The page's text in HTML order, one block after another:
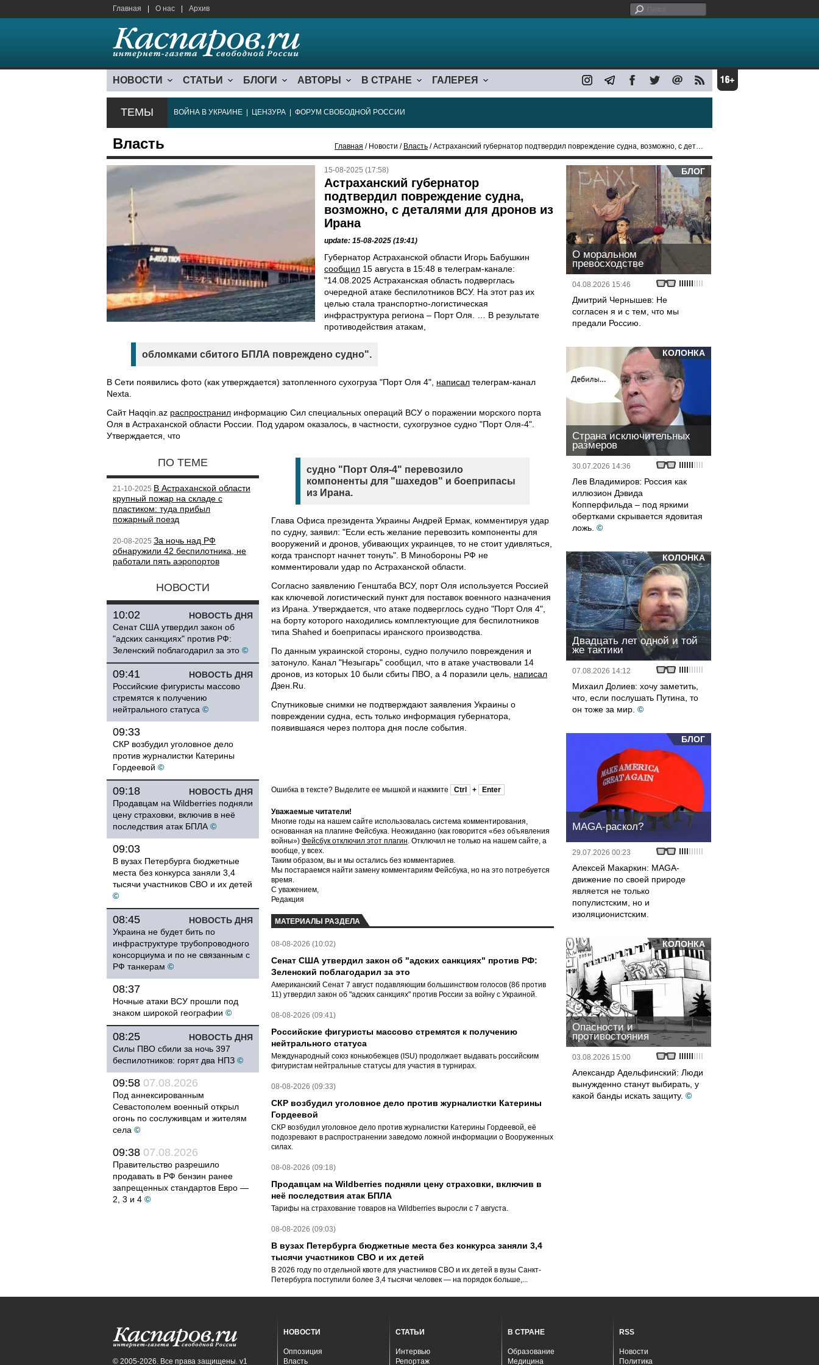
Главная О нас Архив
НОВОСТИ СТАТЬИ БЛОГИ АВТОРЫ В СТРАНЕ ГАЛЕРЕЯ
ТЕМЫ ВОЙНА В УКРАИНЕ ЦЕНЗУРА ФОРУМ СВОБОДНОЙ РОССИИ
Власть Главная / Новости / Власть / Астраханский губернатор подтвердил повреждение судна, возможно, с деталями для дронов из Ирана
15-08-2025 (17:58)
Астраханский губернатор
подтвердил повреждение судна,
возможно, с деталями для дронов из
Ирана
update: 15-08-2025 (19:41)
Губернатор Астраханской области Игорь Бабушкин
сообщил 15 августа в 15:48 в телеграм-канале:
"14.08.2025 Астраханская область подверглась
очередной атаке беспилотников ВСУ. На этот раз их
целью стала транспортно-логистическая
инфраструктура региона – Порт Оля. … В результате
противодействия атакам,
обломками сбитого БПЛА повреждено судно".
В Сети появились фото (как утверждается) затопленного сухогруза "Порт Оля 4", написал телеграм-канал
Nexta.
Сайт Haqqin.az распространил информацию Сил специальных операций ВСУ о поражении морского порта
Оля в Астраханской области России. Под ударом оказалось, в частности, сухогрузное судно "Порт Оля-4".
Утверждается, что
ПО ТЕМЕ
21-10-2025 В Астраханской области
крупный пожар на складе с
пластиком: туда прибыл
пожарный поезд
20-08-2025 За ночь над РФ
обнаружили 42 беспилотника, не
работали пять аэропортов
НОВОСТИ
НОВОСТЬ ДНЯ
10:02
Сенат США утвердил закон об
"адских санкциях" против РФ:
Зеленский поблагодарил за это ©
НОВОСТЬ ДНЯ
09:41
Российские фигуристы массово
стремятся к получению
нейтрального статуса ©
09:33
СКР возбудил уголовное дело
против журналистки Катерины
Гордеевой ©
НОВОСТЬ ДНЯ
09:18
Продавцам на Wildberries подняли
цену страховки, включив в неё
последствия атак БПЛА ©
09:03
В вузах Петербурга бюджетные
места без конкурса заняли 3,4
тысячи участников СВО и их детей
©
НОВОСТЬ ДНЯ
08:45
Украина не будет бить по
инфраструктуре трубопроводного
консорциума и по не связанным с
РФ танкерам ©
08:37
Ночные атаки ВСУ прошли под
знаком широкой географии ©
НОВОСТЬ ДНЯ
08:25
Силы ПВО сбили за ночь 397
беспилотников: горят два НПЗ ©
09:58 07.08.2026
Под аннексированным
Севастополем военный открыл
огонь по сослуживцам и жителям
села ©
09:38 07.08.2026
Правительство разрешило
продавать в РФ бензин ранее
запрещенных стандартов Евро —
2, 3 и 4 ©
судно "Порт Оля-4" перевозило
компоненты для "шахедов" и боеприпасы
из Ирана.
Глава Офиса президента Украины Андрей Ермак, комментируя удар
по судну, заявил: "Если есть желание перевозить компоненты для
вооружений и дронов, убивающих украинцев, то не стоит удивляться,
когда транспорт начнет тонуть". В Минобороны РФ не
комментировали удар по Астраханской области.
Согласно заявлению Генштаба ВСУ, порт Оля используется Россией
как ключевой логистический пункт для поставок военного назначения
из Ирана. Утверждается, что атаке подверглось судно "Порт Оля 4",
на борту которого находились комплектующие для беспилотников
типа Shahed и боеприпасы иранского производства.
По данным украинской стороны, судно получило повреждения и
затонуло. Канал "Незыгарь" сообщил, что в атаке участвовали 14
дронов, из которых 10 были сбиты ПВО, а 4 поразили цель, написал
Дзен.Ru.
Спутниковые снимки не подтверждают заявления Украины о
повреждении судна, есть только информация губернатора,
появившаяся через полтора дня после события.
Ошибка в тексте? Выделите ее мышкой и нажмите Ctrl + Enter
Уважаемые читатели!
Многие годы на нашем сайте использовалась система комментирования,
основанная на плагине Фейсбука. Неожиданно (как говорится «без объявления
войны») Фейсбук отключил этот плагин. Отключил не только на нашем сайте, а
вообще, у всех.
Таким образом, вы и мы остались без комментариев.
Мы постараемся найти замену комментариям Фейсбука, но на это потребуется
время.
С уважением,
Редакция
МАТЕРИАЛЫ РАЗДЕЛА
08-08-2026 (10:02)
Сенат США утвердил закон об "адских санкциях" против РФ:
Зеленский поблагодарил за это
Американский Сенат 7 август подавляющим большинством голосов (86 против
11) утвердил закон об "адских санкциях" против России за войну с Украиной.
08-08-2026 (09:41)
Российские фигуристы массово стремятся к получению
нейтрального статуса
Международный союз конькобежцев (ISU) продолжает выдавать российским
фигуристам нейтральные статусы для участия в турнирах.
08-08-2026 (09:33)
СКР возбудил уголовное дело против журналистки Катерины
Гордеевой
СКР возбудил уголовное дело против журналистки Катерины Гордеевой, её
подозревают в распространении заведомо ложной информации о Вооруженных
силах.
08-08-2026 (09:18)
Продавцам на Wildberries подняли цену страховки, включив в
неё последствия атак БПЛА
Тарифы на страхование товаров на Wildberries выросли с 7 августа.
08-08-2026 (09:03)
В вузах Петербурга бюджетные места без конкурса заняли 3,4
тысячи участников СВО и их детей
В 2026 году по отдельной квоте для участников СВО и их детей в вузы Санкт-
Петербурга поступили более 3,4 тысячи человек — на порядок больше,...
БЛОГ
О моральном
превосходстве
04.08.2026 15:46
Дмитрий Чернышев: Не
согласен я и с тем, что мы
предали Россию.
КОЛОНКА
Страна исключительных
размеров
30.07.2026 14:36
Лев Владимиров: Россия как
иллюзион Дэвида
Копперфильда – под яркими
обертками скрывается ядовитая
ложь. ©
КОЛОНКА
Двадцать лет одной и той
же тактики
07.08.2026 14:12
Михаил Долиев: хочу заметить,
что, если послушать Путина, то
он тоже за мир. ©
БЛОГ
MAGA-раскол?
29.07.2026 00:23
Алексей Макаркин: MAGA-
движение по своей природе
является не только
популистским, но и
изоляционистским.
КОЛОНКА
Опасности и
противостояния
03.08.2026 15:00
Александр Адельфинский: Люди
вынужденно станут выбирать, у
какой банды искать защиту. ©
© 2005-2026. Все права защищены. v1
НОВОСТИ
Оппозиция
Власть
СТАТЬИ
Интервью
Репортаж
В СТРАНЕ
Образование
Медицина
RSS
Новости
Политика